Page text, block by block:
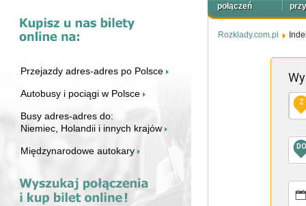
Przejazdy adres-adres po Polsce
Autobusy i pociągi w Polsce
Busy adres-adres do:
Niemiec, Holandii i innych krajów
Międzynarodowe autokary
połączeń
Rozklady.com.pl
Z
DO